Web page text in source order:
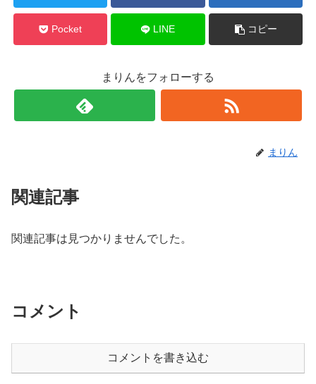
Pocket LINE コピー
まりんをフォローする
まりん
関連記事
関連記事は見つかりませんでした。
コメント
コメントを書き込む